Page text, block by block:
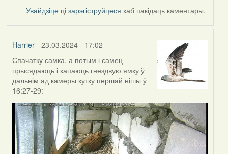
Увайдзіце цізарэгіструйцеся каб пакідаць каментары.
Harrier- 23.03.2024 - 17:02
Спачатку самка, а потым і самец
прысядаюць і капаюць гнездвую ямку ў
дальнім ад камеры кутку першай нішы ў
16:27-29: